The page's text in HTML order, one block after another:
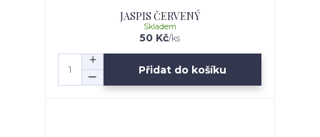
JASPIS ČERVENÝ
50 Kč/ks
Skladem
Přidat do košíku